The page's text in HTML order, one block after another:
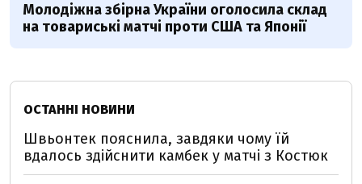
Молодіжна збірна України оголосила склад
на товариські матчі проти США та Японії
ОСТАННІ НОВИНИ
Швьонтек пояснила, завдяки чому їй
вдалось здійснити камбек у матчі з Костюк